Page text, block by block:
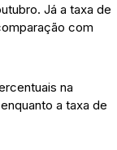
Já a taxa de
com
na
a taxa de